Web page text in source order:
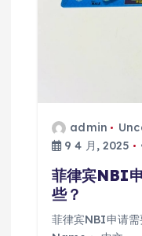
admin
9 4 月, 2025
菲律宾NBI
些？
菲律宾NBI申请